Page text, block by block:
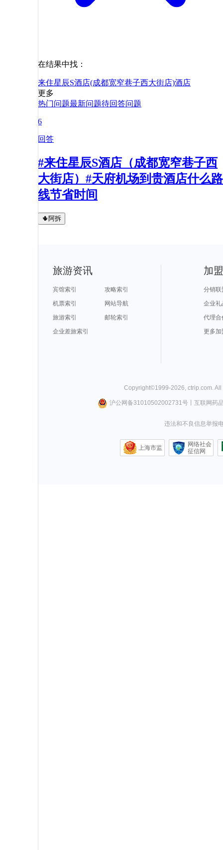
在结果中找：
来住星辰S酒店(成都宽窄巷子西大街店)酒店
更多
热门问题最新问题待回答问题
6
回答
#来住星辰S酒店（成都宽窄巷子西
大街店）#天府机场到贵酒店什么路
线节省时间
🌵阿拆
旅游资讯
宾馆索引
攻略索引
机票索引
网站导航
旅游索引
邮轮索引
企业差旅索引
加
分销联
企业礼
代理合
更多加
Copyright©1999-2026 ctrip.com .
沪公网备31010502002731号丨 互联网药
违法和不良信息举报
上海市监
网络社会
征信网